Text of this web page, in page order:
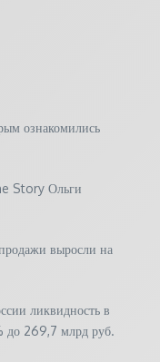
ознакомились
Story Ольги
выросли на
ликвидность в
до 269,7 млрд руб.